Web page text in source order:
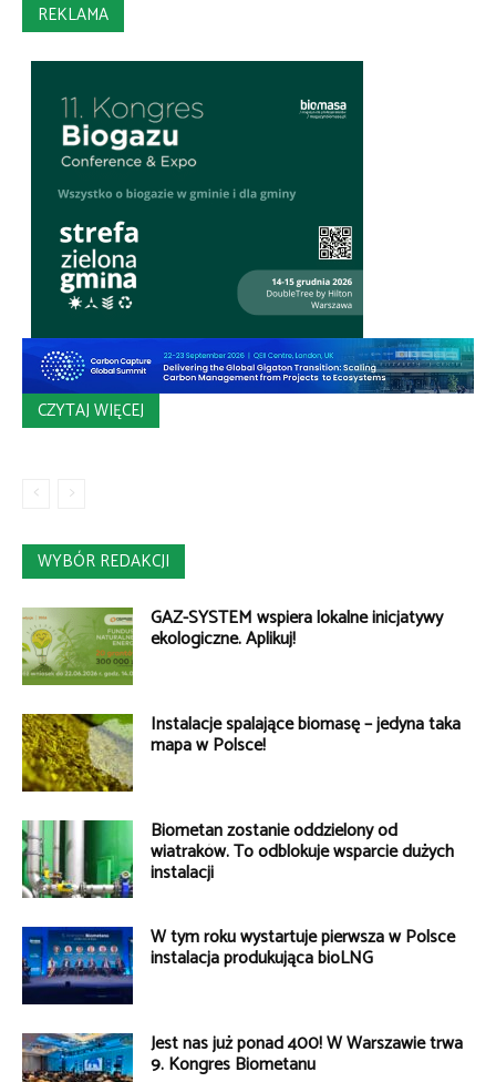
REKLAMA
CZYTAJ WIĘCEJ
WYBÓR REDAKCJI
GAZ-SYSTEM wspiera lokalne inicjatywy
ekologiczne. Aplikuj!
Instalacje spalające biomasę – jedyna taka
mapa w Polsce!
Biometan zostanie oddzielony od
wiatraków. To odblokuje wsparcie dużych
instalacji
W tym roku wystartuje pierwsza w Polsce
instalacja produkująca bioLNG
Jest nas już ponad 400! W Warszawie trwa
9. Kongres Biometanu